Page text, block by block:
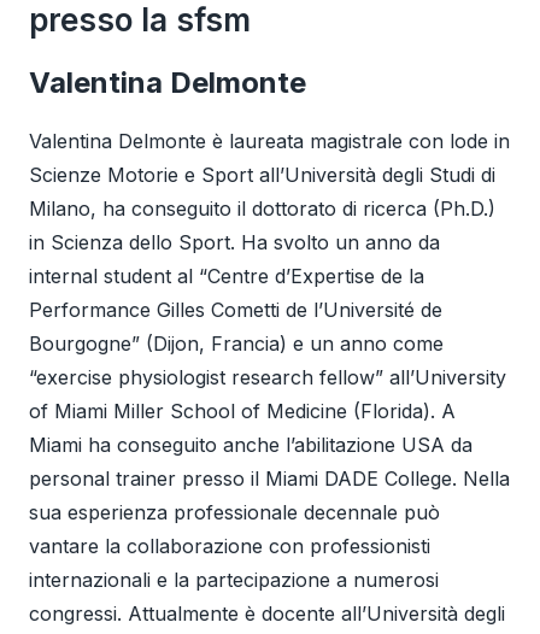
presso la sfsm
Valentina Delmonte
Valentina Delmonte è laureata magistrale con lode in
Scienze Motorie e Sport all’Università degli Studi di
Milano, ha conseguito il dottorato di ricerca (Ph.D.)
in Scienza dello Sport. Ha svolto un anno da
internal student al “Centre d’Expertise de la
Performance Gilles Cometti de l’Université de
Bourgogne” (Dijon, Francia) e un anno come
“exercise physiologist research fellow” all’University
of Miami Miller School of Medicine (Florida). A
Miami ha conseguito anche l’abilitazione USA da
personal trainer presso il Miami DADE College. Nella
sua esperienza professionale decennale può
vantare la collaborazione con professionisti
internazionali e la partecipazione a numerosi
congressi. Attualmente è docente all’Università degli